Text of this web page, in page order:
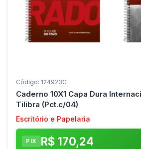
Código: 124923C
Caderno 10X1 Capa Dura
Tilibra (Pct.c/04)
Escritório e Papelaria
PIX R$ 170,24